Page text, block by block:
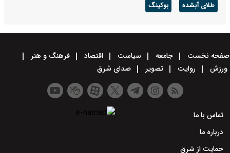
طلای آبشده بوکینگ
صفحه نخست جامعه سیاست اقتصاد
فرهنگ و هنر
ورزش
روایت تصویر صدای شرق
تماس با ما
درباره ما
حمایت از شرق